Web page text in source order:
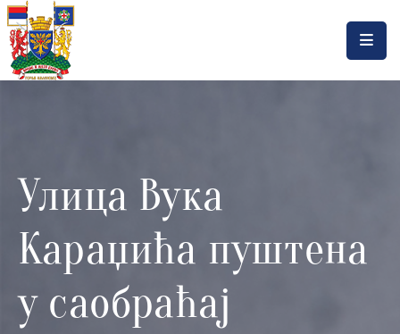
Насловна
Општинска
управа
Актуелности
Горњи
Улица Вука
Кaраџића пуштена
у саобраћај